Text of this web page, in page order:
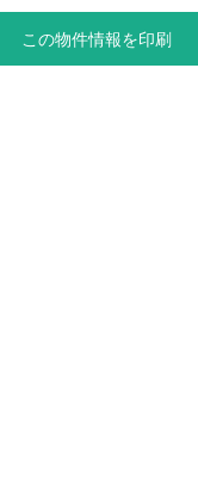
この物件情報を印刷